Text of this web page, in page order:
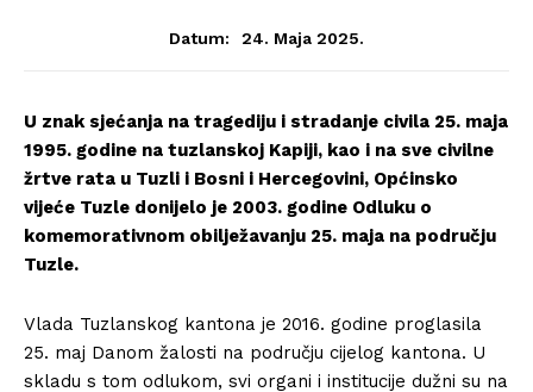
Datum: 24. Maja 2025.
U znak sjećanja na tragediju i stradanje civila 25. maja
1995. godine na tuzlanskoj Kapiji, kao i na sve civilne
žrtve rata u Tuzli i Bosni i Hercegovini, Općinsko
vijeće Tuzle donijelo je 2003. godine Odluku o
komemorativnom obilježavanju 25. maja na području
Tuzle.
Vlada Tuzlanskog kantona je 2016. godine proglasila
25. maj Danom žalosti na području cijelog kantona. U
skladu s tom odlukom, svi organi i institucije dužni su na